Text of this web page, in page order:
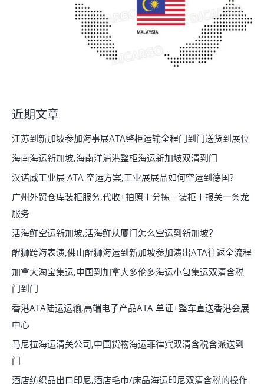
近期文章
江苏到新加坡参加海事展ATA整柜运输全程门到门送货到展位
海南海运新加坡,海南洋浦港整柜海运新加坡双清到门
汉诺威工业展 ATA 空运方案,工业展展品如何空运到德国?
广州外贸仓库装柜服务,代收+拍照＋分拣＋装柜＋报关一条龙
服务
活海鲜空运新加坡,活海鲜从厦门怎么空运到新加坡？
醒狮跨海表演,佛山醒狮海运到新加坡参加演出ATA往返全流程
加拿大淘宝集运,中国到加拿大多伦多海运小包集运双清含税
门到门
香港ATA陆运运输,高端电子产品ATA 单证+整车直送香港会展
中心
马尼拉海运清关公司,中国货物海运菲律宾双清含税含派送到
门
酒店纺织品出口印尼,酒店毛巾/床品海运印尼双清含税的操作